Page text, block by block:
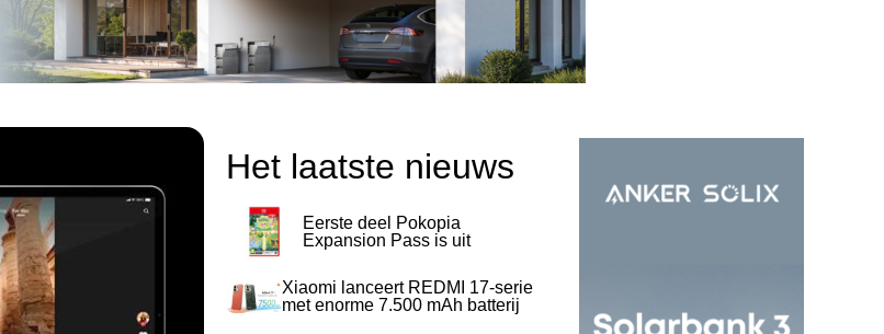
Het laatste nieuws
Eerste deel Pokopia
Expansion Pass is uit
Xiaomi lanceert REDMI 17-serie
met enorme 7.500 mAh batterij